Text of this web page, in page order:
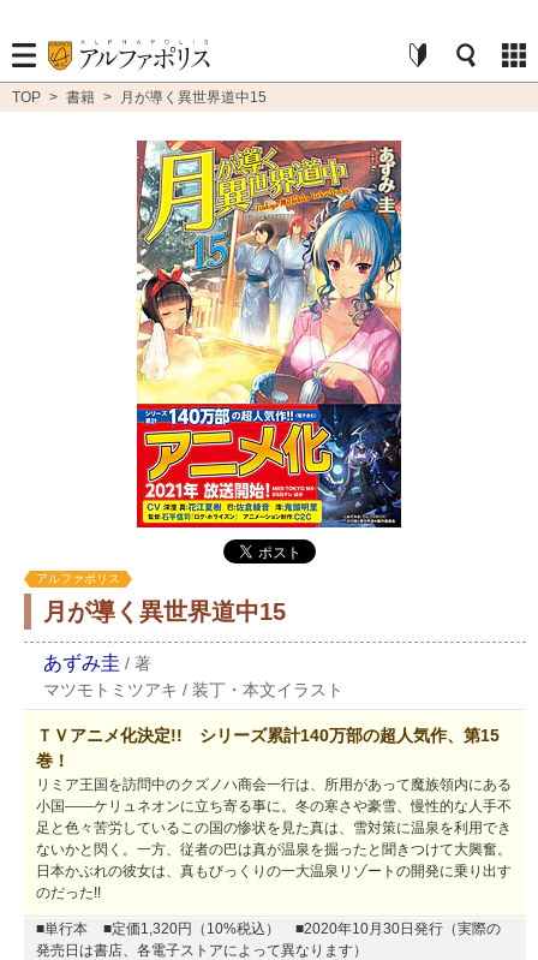
TOP > 書籍 > 月が導く異世界道中15
アルファポリス
月が導く異世界道中15
あずみ圭 / 著
マツモトミツアキ / 装丁・本文イラスト
ＴＶアニメ化決定!! シリーズ累計140万部の超人気作、第15
巻！
リミア王国を訪問中のクズノハ商会一行は、所用があって魔族領内にある
小国――ケリュネオンに立ち寄る事に。冬の寒さや豪雪、慢性的な人手不
足と色々苦労しているこの国の惨状を見た真は、雪対策に温泉を利用でき
ないかと閃く。一方、従者の巴は真が温泉を掘ったと聞きつけて大興奮。
日本かぶれの彼女は、真もびっくりの一大温泉リゾートの開発に乗り出す
のだった!!
■単行本 ■定価1,320円（10%税込）
■2020年10月30日発行（実際の
発売日は書店、各電子ストアによって異なります）